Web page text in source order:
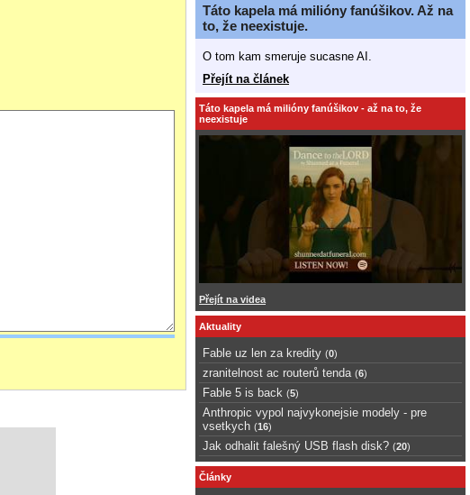
Táto kapela má milióny fanúšikov. Až na
to, že neexistuje.
O tom kam smeruje sucasne AI.
Přejít na článek
Táto kapela má milióny fanúšikov - až na to, že
neexistuje
Přejít na videa
Aktuality
Fable uz len za kredity (0)
zranitelnost ac routerů tenda (6)
Fable 5 is back (5)
Anthropic vypol najvykonejsie modely - pre
vsetkych (16)
Jak odhalit falešný USB flash disk? (20)
Články